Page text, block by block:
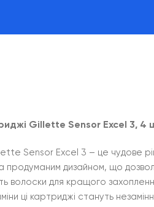
Gillette Sensor Excel 3, 4
Sensor Excel 3 – це чудове
дизайном, що
волоски для кращого
ці картриджі стануть